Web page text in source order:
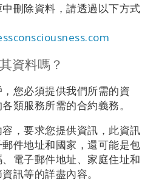
刪除資料，請透過以下方式
資料嗎？
您必須提供我們所需的資
類服務所需的合約義務。
，要求您提供資訊，此資訊
件地址和國家，還可能是包
電子郵件地址、家庭住址和
訊等的詳盡內容。